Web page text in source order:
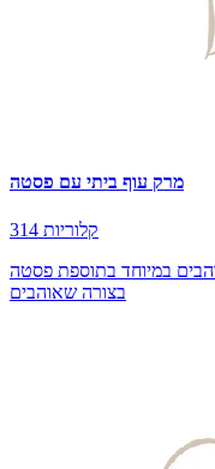
מרק עוף ביתי עם פסטה
314 קלוריות
במיוחד בתוספת פסטה
בצורה שאוהבים